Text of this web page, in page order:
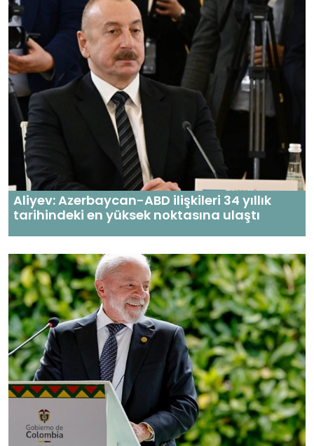
Aliyev: Azerbaycan-ABD ilişkileri 34 yıllık
tarihindeki en yüksek noktasına ulaştı